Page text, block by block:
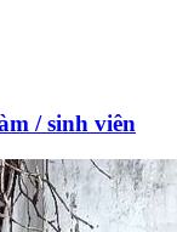
/ sinh viên